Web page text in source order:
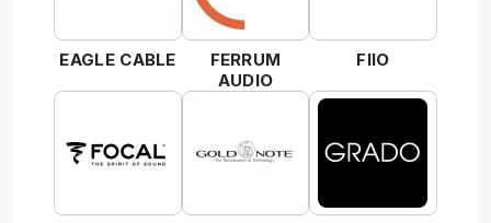
EAGLE CABLE
FERRUM
AUDIO
FIIO